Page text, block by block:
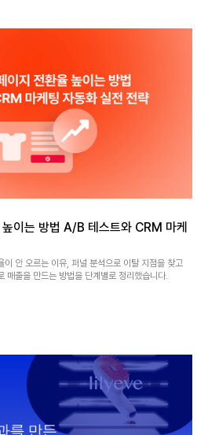
이는 방법 A/B 테스트와 CRM 마케
이 안 오르는 이유, 퍼널 분석으로 이탈 지점을 찾고
출을 만드는 방법을 단계별로 정리했습니다.